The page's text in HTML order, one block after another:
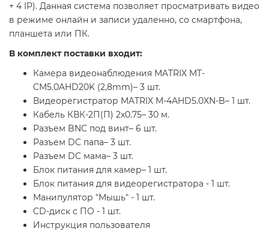
+ 4 IP). Данная система позволяет просматривать видео
в режиме онлайн и записи удаленно, со смартфона,
планшета или ПК.
В комплект поставки входит:
Камера видеонаблюдения MATRIX MT-
CM5.0AHD20K (2,8mm)– 3 шт.
Видеорегистратор MATRIX M-4AHD5.0XN-B– 1 шт.
Кабель КВК-2П(П) 2х0.75– 30 м.
Разъем BNC под винт– 6 шт.
Разъем DC папа– 3 шт.
Разъем DC мама– 3 шт.
Блок питания для камер– 1 шт.
Блок питания для видеорегистратора - 1 шт.
Манипулятор "Мышь" - 1 шт.
CD-диск с ПО - 1 шт.
Инструкция пользователя